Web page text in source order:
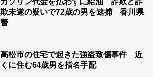
欺未遂の疑いで72歳の男を逮捕 香川県
警
高松市の住宅で起きた強盗致傷事件 近
くに住む64歳男を指名手配